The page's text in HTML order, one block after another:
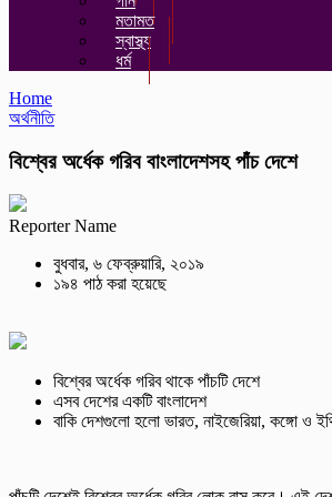
মতামত
স্বাস্থ্য
ধর্ম
Home
অর্থনীতি
বিশ্বের অর্ধেক গরিব বাংলাদেশসহ পাঁচ দেশে
Reporter Name
বুধবার, ৬ ফেব্রুয়ারি, ২০১৯
১৯৪ পাঠ করা হয়েছে
বিশ্বের অর্ধেক গরিব থাকে পাঁচটি দেশে
এসব দেশের একটি বাংলাদেশ
বাকি দেশগুলো হলো ভারত, নাইজেরিয়া, কঙ্গো ও